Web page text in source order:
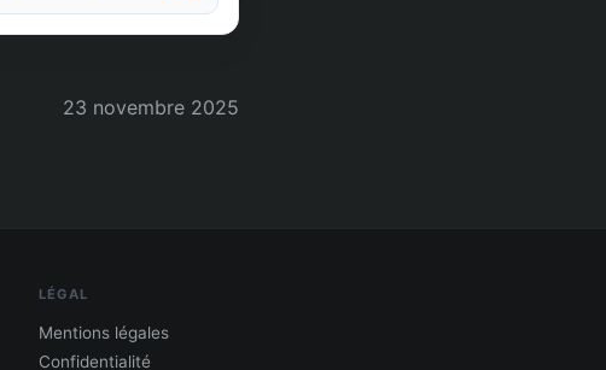
23 novembre 2025
LÉGAL
Mentions légales
Confidentialité